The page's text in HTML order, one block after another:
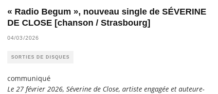
« Radio Begum », nouveau single de SÉVERINE
DE CLOSE [chanson / Strasbourg]
04/03/2026
SORTIES DE DISQUES
communiqué
Le 27 février 2026, Séverine de Close, artiste engagée et auteure-